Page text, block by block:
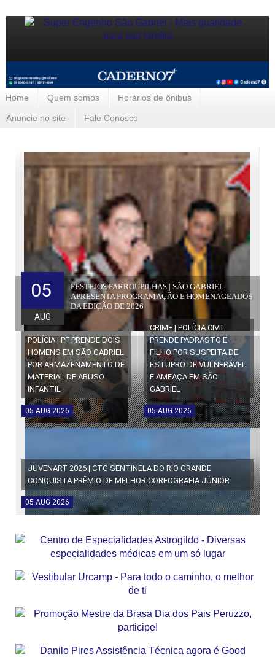
Home Quem somos Horários de ônibus
Anuncie no site Fale Conosco
FESTEJOS FARROUPILHAS | SÃO GABRIEL
APRESENTA PROGRAMAÇÃO E HOMENAGEADOS
DA EDIÇÃO DE 2026
05
AUG
POLÍCIA | PF PRENDE DOIS
HOMENS EM SÃO GABRIEL
POR ARMAZENAMENTO DE
MATERIAL DE ABUSO
INFANTIL
05 AUG 2026
CRIME | POLÍCIA CIVIL
PRENDE PADRASTO E
FILHO POR SUSPEITA DE
ESTUPRO DE VULNERÁVEL
E AMEAÇA EM SÃO
GABRIEL
05 AUG 2026
JUVENART 2026 | CTG SENTINELA DO RIO GRANDE
CONQUISTA PRÊMIO DE MELHOR COREOGRAFIA JÚNIOR
05 AUG 2026